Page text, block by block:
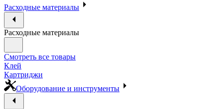
Расходные материалы
Расходные материалы
Смотреть все товары
Клей
Картриджи
Оборудование и инструменты